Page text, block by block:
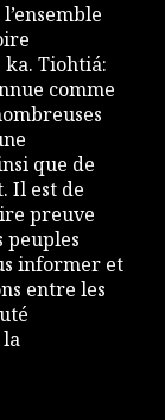
Tiohtiá:
comme
que de
Il est de
preuve
peuples
informer et
entre les